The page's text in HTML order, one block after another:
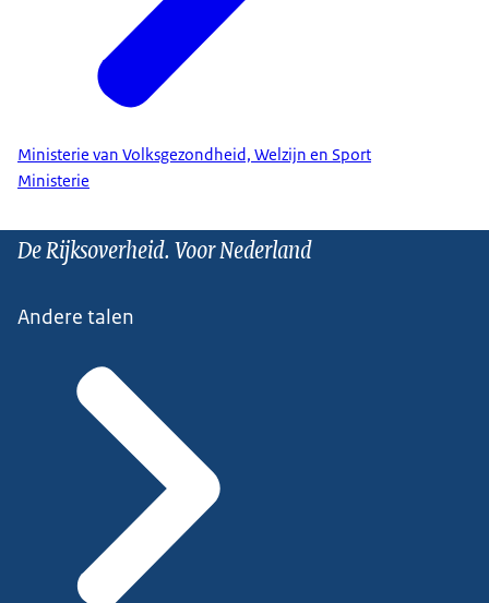
Ministerie van Volksgezondheid, Welzijn en Sport
Ministerie
De Rijksoverheid. Voor Nederland
Andere talen